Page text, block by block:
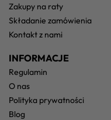
zakupy na raty
składanie zamówienia
kontakt z nami
INFORMACJE
regulamin
o nas
polityka prywatności
blog